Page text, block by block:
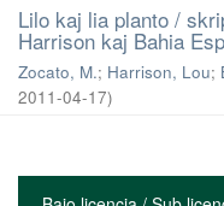
Lilo kaj lia planto /
Harrison kaj Bahia
Zocato, M.; Harrison, Lou;
2011-04-17)